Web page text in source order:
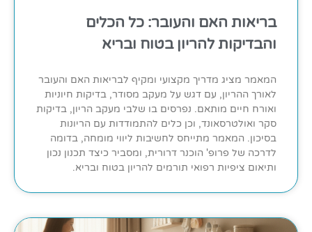
בריאות האם והעובר: כל הכלים
והבדיקות להריון בטוח ובריא
המאמר מציג מדריך מקצועי ומקיף לבריאות האם והעובר
לאורך ההריון, עם דגש על מעקב מסודר, בדיקות חיוניות
ואורח חיים מותאם. נפרסים בו שלבי מעקב הריון, בדיקות
סקר ואולטרסאונד, וכן כלים להתמודדות עם הריונות
בסיכון. המאמר מתייחס לחשיבות ליווי מומחה, בדומה
לדרכה של פרופ' הוכנר דרורית, ומסביר כיצד תכנון נכון
ותיאום ציפיות רפואי תורמים להריון בטוח ובריא.